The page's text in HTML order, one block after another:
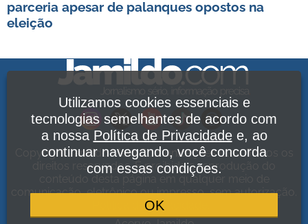
parceria apesar de palanques opostos na
eleição
Copyright Jamildo Melo Comunicações Ltda. Todos os
direitos reservados. É proibida a reprodução do
conteúdo desta página em qualquer meio de
comunicação, eletrônico ou impresso, sem autorização.
Política de Privacidade
Utilizamos cookies essenciais e
tecnologias semelhantes de acordo com
a nossa Política de Privacidadee, ao
continuar navegando, você concorda
com essas condições.
OK